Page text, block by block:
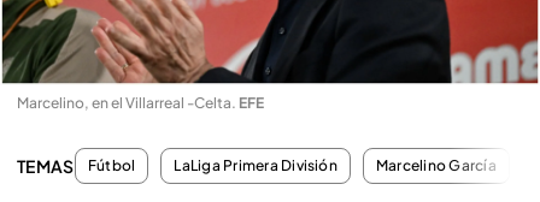
Marcelino, en el Villarreal -Celta. EFE
TEMAS Fútbol LaLiga Primera División Marcelino García